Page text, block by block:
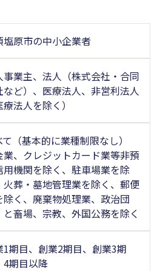
塩原市の中小企業者
事業主、法人（株式会社・合同
など）、医療法人、非営利法人
療法人を除く）
て（基本的に業種制限なし）
業、クレジットカード業等非預
用機関を除く、駐車場業を除
火葬・墓地管理業を除く、郵便
除く、廃棄物処理業、政治団
と畜場、宗教、外国公務を除く
1期目、創業2期目、創業3期
4期目以降